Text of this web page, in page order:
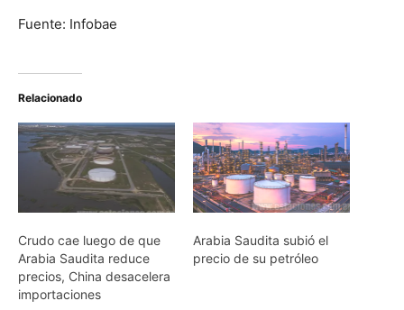
Fuente: Infobae
Relacionado
Crudo cae luego de que
Arabia Saudita reduce
precios, China desacelera
importaciones
Arabia Saudita subió el
precio de su petróleo